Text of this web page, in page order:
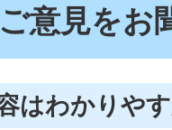
意見をお
はわかりや